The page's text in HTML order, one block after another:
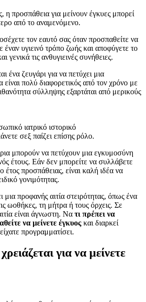
η προσπάθεια για μείνουν έγκυες μπορεί
από το αναμενόμενο.
τον εαυτό σας όταν προσπαθείτε να
έναν υγιεινό τρόπο ζωής και αποφύγετε το
γενικά τις ανθυγιεινές συνήθειες.
ένα ζευγάρι για να πετύχει μια
πολύ διαφορετικός από τον χρόνο με
σύλληψης εξαρτάται από μερικούς
ιατρικό ιστορικό
σεξ παίζει επίσης ρόλο.
μπορούν να πετύχουν μια εγκυμοσύνη
έτους. Εάν δεν μπορείτε να συλλάβετε
προσπάθειας, είναι καλή ιδέα να
γονιμότητας.
μια προφανής αιτία στειρότητας, όπως ένα
ωοθήκες, τη μήτρα ή τους όρχεις. Σε
είναι άγνωστη. Να τι πρέπει να
να μείνετε έγκυος και διαρκεί
προγραμματίσει.
για να μείνετε